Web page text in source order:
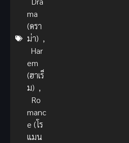
ma
(ดรา
ม่า) ,
Har
em
(ฮาเร็
ม) ,
Ro
manc
e (โร
แมน